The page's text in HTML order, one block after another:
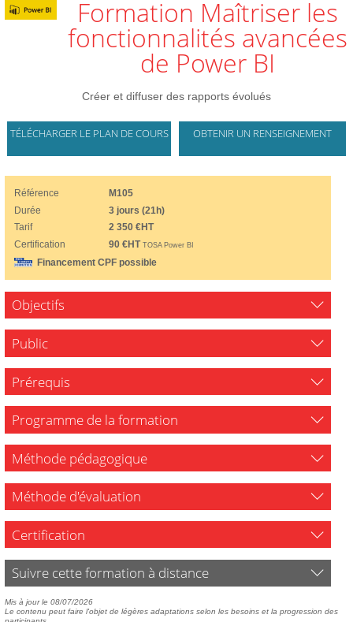
Formation Maîtriser les
fonctionnalités avancées
de Power BI
Créer et diffuser des rapports évolués
TÉLÉCHARGER LE PLAN DE COURS OBTENIR UN RENSEIGNEMENT
Référence
M105
Durée
3 jours (21h)
Tarif
2 350 €HT
Certification
90 €HTTOSA Power BI
Financement CPF possible
Objectifs
Public
Prérequis
Programme de la formation
Méthode pédagogique
Méthode d'évaluation
Certification
Suivre cette formation à distance
Mis à jour le 08/07/2026
Le contenu peut faire l'objet de légères adaptations selon les besoins et la progression des